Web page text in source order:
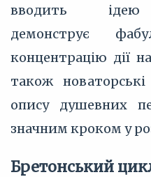
вводить ідею
демонструє
концентрацію дії
також
опису душевних
значним кроком у
Бретонський